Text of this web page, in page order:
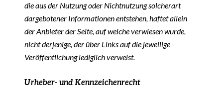
die aus der Nutzung oder Nichtnutzung solcherart
dargebotener Informationen entstehen, haftet allein
der Anbieter der Seite, auf welche verwiesen wurde,
nicht derjenige, der über Links auf die jeweilige
Veröffentlichung lediglich verweist.
Urheber- und Kennzeichenrecht